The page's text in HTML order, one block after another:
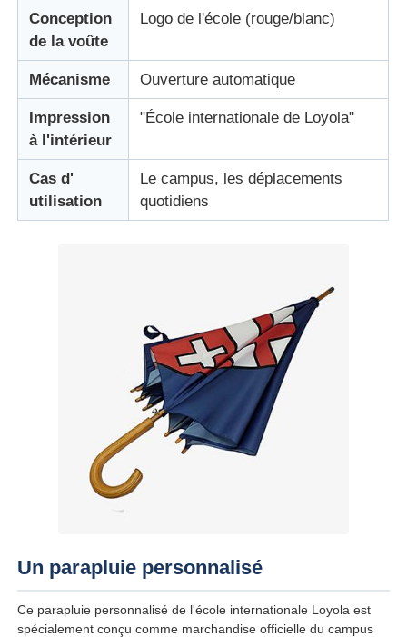
Parapluies résistantes aux UV
Parapluies pour enfants
parapluies de plage
Parapluies créatifs
Conception
de la voûte
Logo de l'école (rouge/blanc)
Mécanisme Ouverture automatique
Impression
à l'intérieur
"École internationale de Loyola"
Cas d'
utilisation
Le campus, les déplacements
quotidiens
Un parapluie personnalisé
Ce parapluie personnalisé de l'école internationale Loyola est
spécialement conçu comme marchandise officielle du campus